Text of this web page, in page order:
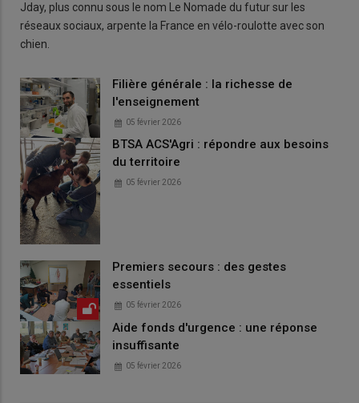
Jday, plus connu sous le nom Le Nomade du futur sur les
réseaux sociaux, arpente la France en vélo-roulotte avec son
chien.
Filière générale : la richesse de
l'enseignement
05 février 2026
BTSA ACS'Agri : répondre aux besoins
du territoire
05 février 2026
Premiers secours : des gestes
essentiels
05 février 2026
Aide fonds d'urgence : une réponse
insuffisante
05 février 2026